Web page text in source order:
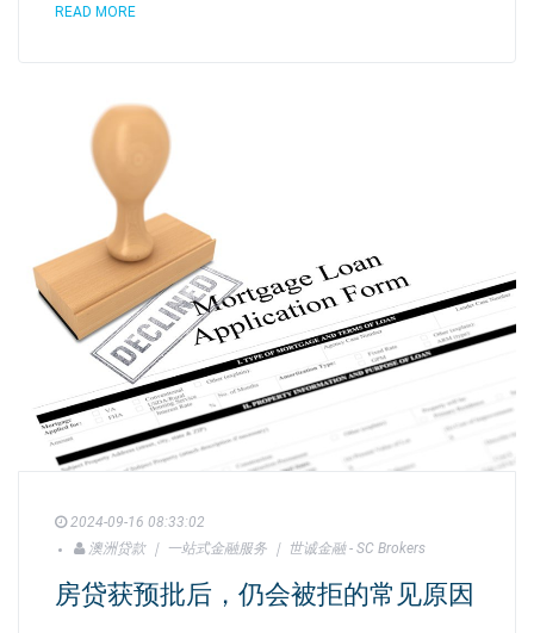
READ MORE
2024-09-16 08:33:02
澳洲贷款 ｜ 一站式金融服务 ｜ 世诚金融 - SC Brokers
房贷获预批后，仍会被拒的常见原因